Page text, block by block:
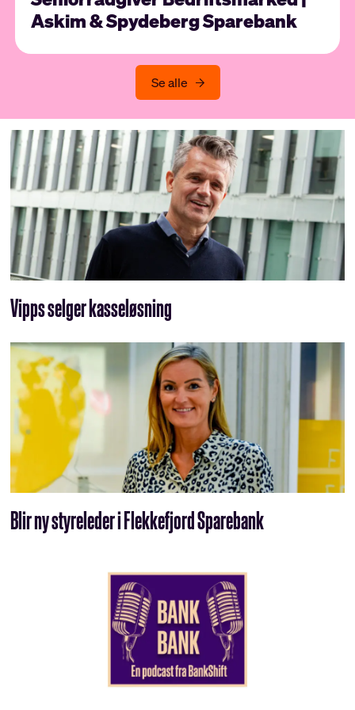
Askim & Spydeberg Sparebank
Se alle
Vipps selger kasseløsning
Blir ny styreleder i Flekkefjord Sparebank